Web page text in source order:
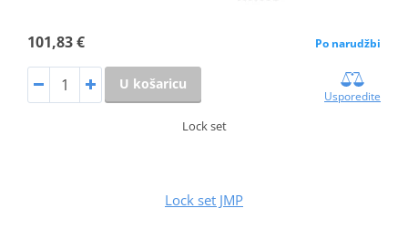
101,83 € Po narudžbi
U košaricu
Usporedite
Lock set
Lock set JMP